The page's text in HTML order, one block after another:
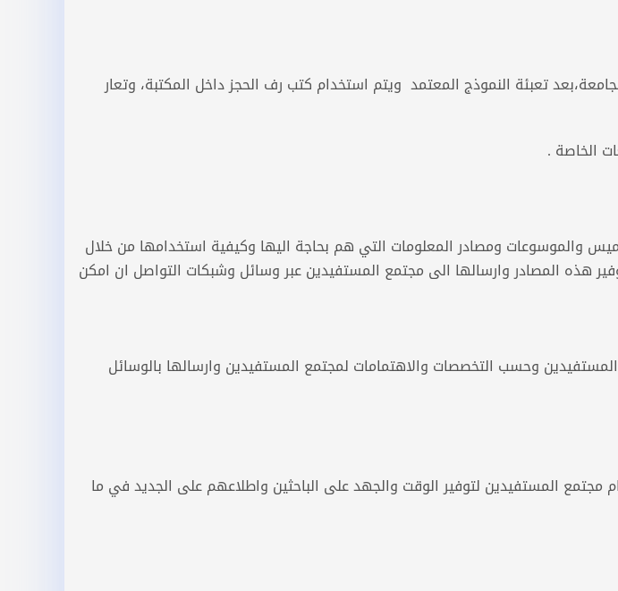
تعبئة النموذج المعتمد ويتم استخدام كتب رف الحجز داخل المكتبة، وتعار
الخاصة .
والموسوعات ومصادر المعلومات التي هم بحاجة اليها وكيفية استخدامها من خلال
هذه المصادر وارسالها الى مجتمع المستفيدين عبر وسائل وشبكات التواصل ان امكن
وحسب التخصصات والاهتمامات لمجتمع المستفيدين وارسالها بالوسائل
المستفيدين لتوفير الوقت والجهد على الباحثين واطلاعهم على الجديد في ما